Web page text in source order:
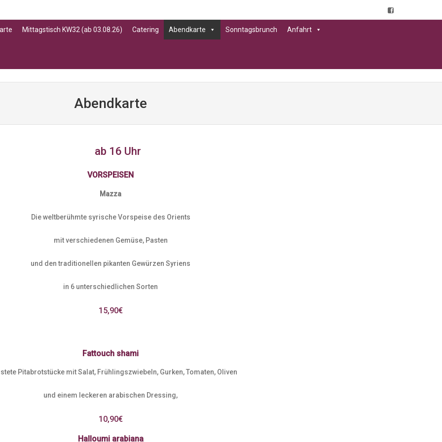
Mittagstisch KW32 (ab 03.08.26) Catering Abendkarte Sonntagsbrunch Anfahrt
Abendkarte
ab 16 Uhr
VORSPEISEN
Mazza
Die weltberühmte syrische Vorspeise des Orients
mit verschiedenen Gemüse, Pasten
und den traditionellen pikanten Gewürzen Syriens
in 6 unterschiedlichen Sorten
15,90€
Fattouch shami
Pitabrotstücke mit Salat, Frühlingszwiebeln, Gurken, Tomaten, Oliven
und einem leckeren arabischen Dressing,
10,90€
Halloumi arabiana